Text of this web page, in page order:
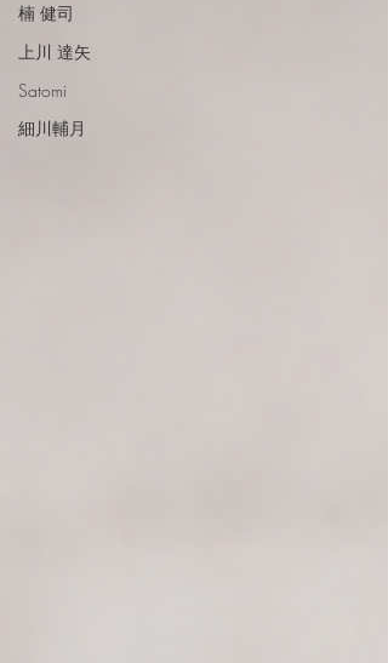
楠 健司
上川 達矢
Satomi
細川輔月